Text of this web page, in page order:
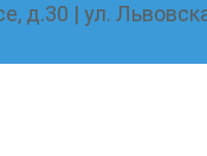
д.30 | ул.